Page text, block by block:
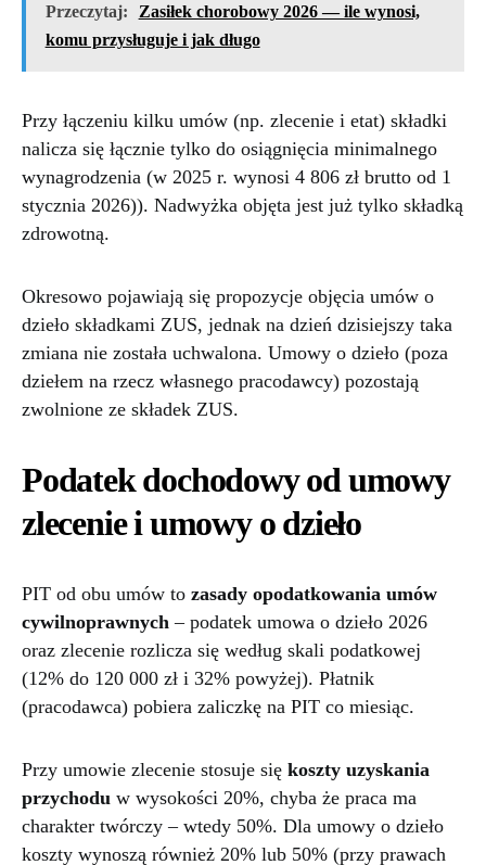
Przeczytaj:
Zasiłek chorobowy 2026 — ile wynosi,
komu przysługuje i jak długo
Przy łączeniu kilku umów (np. zlecenie i etat) składki
nalicza się łącznie tylko do osiągnięcia minimalnego
wynagrodzenia (w 2025 r. wynosi 4 806 zł brutto od 1
stycznia 2026)). Nadwyżka objęta jest już tylko składką
zdrowotną.
Okresowo pojawiają się propozycje objęcia umów o
dzieło składkami ZUS, jednak na dzień dzisiejszy taka
zmiana nie została uchwalona. Umowy o dzieło (poza
dziełem na rzecz własnego pracodawcy) pozostają
zwolnione ze składek ZUS.
Podatek dochodowy od umowy
zlecenie i umowy o dzieło
PIT od obu umów to zasady opodatkowania umów
cywilnoprawnych – podatek umowa o dzieło 2026
oraz zlecenie rozlicza się według skali podatkowej
(12% do 120 000 zł i 32% powyżej). Płatnik
(pracodawca) pobiera zaliczkę na PIT co miesiąc.
Przy umowie zlecenie stosuje się koszty uzyskania
przychodu w wysokości 20%, chyba że praca ma
charakter twórczy – wtedy 50%. Dla umowy o dzieło
koszty wynoszą również 20% lub 50% (przy prawach